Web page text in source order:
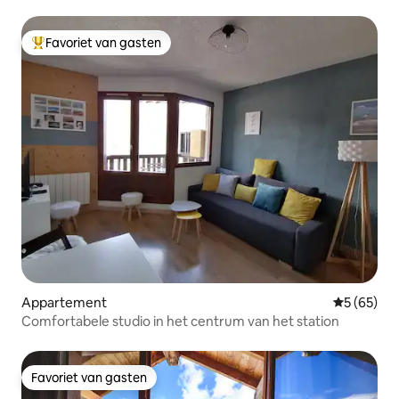
Topfavoriet van gasten
Favoriet van gasten
Appartement
5 (65)
Comfortabele studio in het centrum van het station
Favoriet van gasten
Favoriet van gasten